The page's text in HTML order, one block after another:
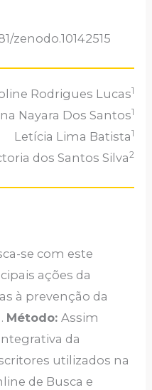
zenodo.10142515
Rodrigues Lucas1
Nayara Dos Santos1
Letícia Lima Batista1
dos Santos Silva2
se com este
ações da
à prevenção da
Método:Assim
da
utilizados na
de Busca e